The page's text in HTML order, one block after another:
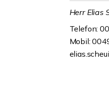
Herr Elias
Telefon:
Mobil: